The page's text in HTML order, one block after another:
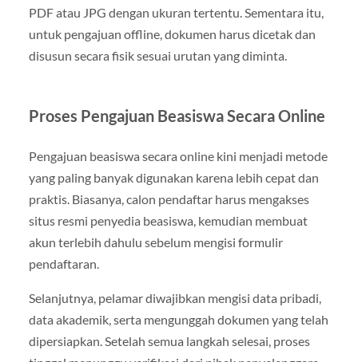
PDF atau JPG dengan ukuran tertentu. Sementara itu,
untuk pengajuan offline, dokumen harus dicetak dan
disusun secara fisik sesuai urutan yang diminta.
Proses Pengajuan Beasiswa Secara Online
Pengajuan beasiswa secara online kini menjadi metode
yang paling banyak digunakan karena lebih cepat dan
praktis. Biasanya, calon pendaftar harus mengakses
situs resmi penyedia beasiswa, kemudian membuat
akun terlebih dahulu sebelum mengisi formulir
pendaftaran.
Selanjutnya, pelamar diwajibkan mengisi data pribadi,
data akademik, serta mengunggah dokumen yang telah
dipersiapkan. Setelah semua langkah selesai, proses